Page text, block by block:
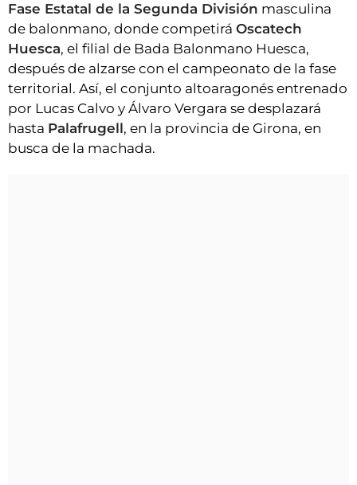
CLUB DEL AMIGO MILITANTE
INICIAR SESIÓN
Fase Estatal de la Segunda División masculina
de balonmano, donde competirá Oscatech
Huesca, el filial de Bada Balonmano Huesca,
después de alzarse con el campeonato de la fase
territorial. Así, el conjunto altoaragonés entrenado
por Lucas Calvo y Álvaro Vergara se desplazará
hasta Palafrugell, en la provincia de Girona, en
busca de la machada.